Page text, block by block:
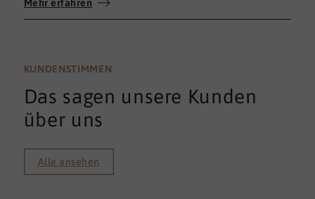
umfassenden 360°-Feedback.
Mehr erfahren
KUNDENSTIMMEN
Das sagen unsere Kunden
über uns
Alle ansehen